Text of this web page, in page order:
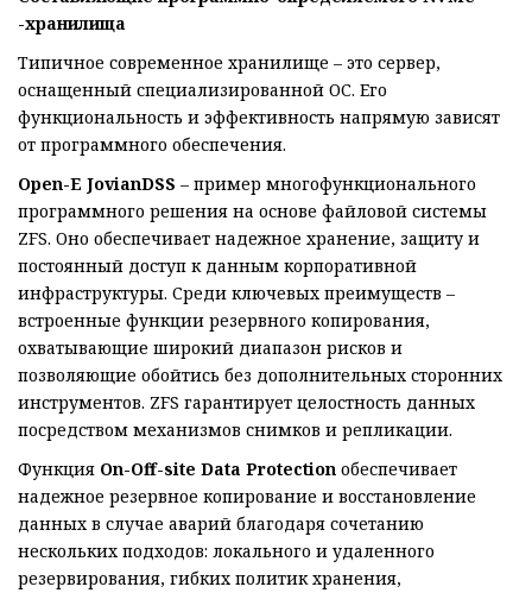
-хранилища
Типичное современное хранилище – это сервер,
оснащенный специализированной ОС. Его
функциональность и эффективность напрямую зависят
от программного обеспечения.
Open-E JovianDSS – пример многофункционального
программного решения на основе файловой системы
ZFS. Оно обеспечивает надежное хранение, защиту и
постоянный доступ к данным корпоративной
инфраструктуры. Среди ключевых преимуществ –
встроенные функции резервного копирования,
охватывающие широкий диапазон рисков и
позволяющие обойтись без дополнительных сторонних
инструментов. ZFS гарантирует целостность данных
посредством механизмов снимков и репликации.
Функция On-Off-site Data Protection обеспечивает
надежное резервное копирование и восстановление
данных в случае аварий благодаря сочетанию
нескольких подходов: локального и удаленного
резервирования, гибких политик хранения,